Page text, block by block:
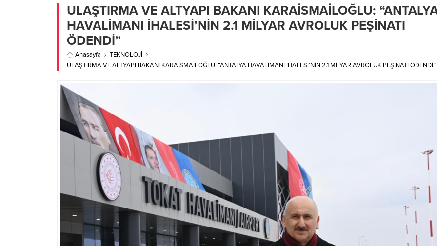
ULAŞTIRMA VE ALTYAPI BAKANI KARAİSMAİLOĞLU:
HAVALİMANI İHALESİ’NİN 2.1 MİLYAR AVROLUK PEŞİNATI
ÖDENDİ”
Anasayfa
TEKNOLOJİ
ULAŞTIRMA VE ALTYAPI BAKANI KARAİSMAİLOĞLU: “ANTALYA HAVALİMANI İHALESİ’NİN 2.1 MİLYAR AVROLUK PEŞİNATI ÖDENDİ”